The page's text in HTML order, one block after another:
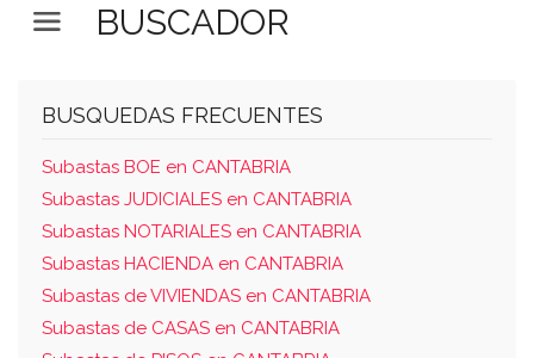
BUSCADOR
BUSQUEDAS FRECUENTES
Subastas BOE en CANTABRIA
Subastas JUDICIALES en CANTABRIA
Subastas NOTARIALES en CANTABRIA
Subastas HACIENDA en CANTABRIA
Subastas de VIVIENDAS en CANTABRIA
Subastas de CASAS en CANTABRIA